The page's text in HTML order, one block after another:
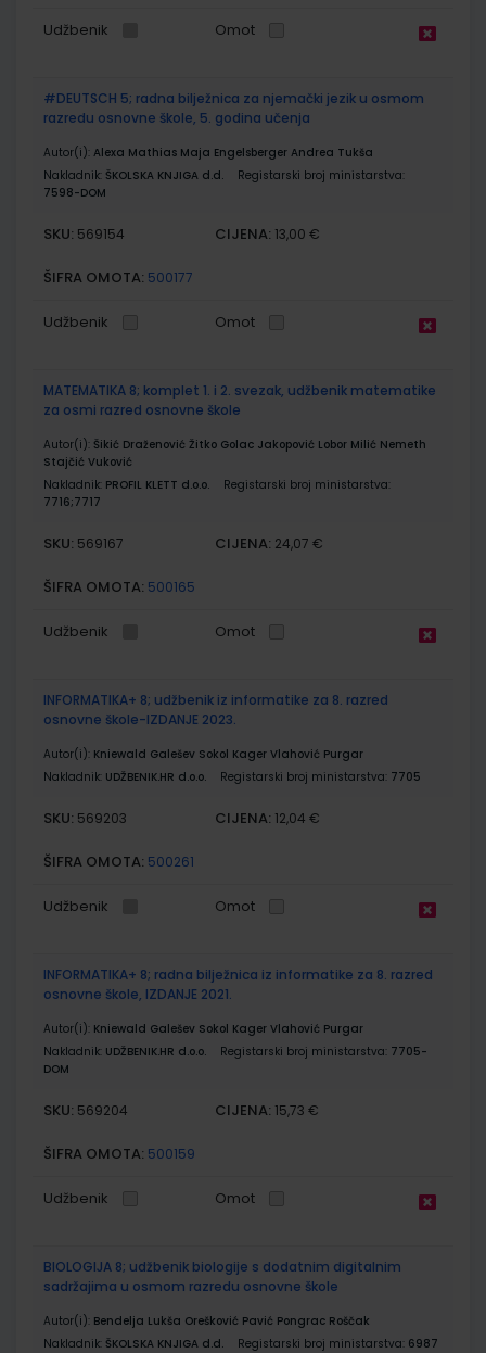
Udžbenik Omot
#DEUTSCH 5; radna bilježnica za njemački jezik u osmom
razredu osnovne škole, 5. godina učenja
Autor(i): Alexa Mathias Maja Engelsberger Andrea Tukša
Nakladnik: ŠKOLSKA KNJIGA d.d.
Registarski broj ministarstva:
7598-DOM
SKU: 569154 CIJENA: 13,00 €
ŠIFRA OMOTA: 500177
Udžbenik Omot
MATEMATIKA 8; komplet 1. i 2. svezak, udžbenik matematike
za osmi razred osnovne škole
Autor(i): Šikić Draženović Žitko Golac Jakopović Lobor Milić Nemeth
Stajčić Vuković
Nakladnik: PROFIL KLETT d.o.o.
Registarski broj ministarstva:
7716;7717
SKU: 569167 CIJENA: 24,07 €
ŠIFRA OMOTA: 500165
Udžbenik Omot
INFORMATIKA+ 8; udžbenik iz informatike za 8. razred
osnovne škole-IZDANJE 2023.
Autor(i): Kniewald Galešev Sokol Kager Vlahović Purgar
Nakladnik: UDŽBENIK.HR d.o.o. Registarski broj ministarstva: 7705
SKU: 569203 CIJENA: 12,04 €
ŠIFRA OMOTA: 500261
Udžbenik Omot
INFORMATIKA+ 8; radna bilježnica iz informatike za 8. razred
osnovne škole, IZDANJE 2021.
Autor(i): Kniewald Galešev Sokol Kager Vlahović Purgar
Nakladnik: UDŽBENIK.HR d.o.o. Registarski broj ministarstva: 7705-
DOM
SKU: 569204 CIJENA: 15,73 €
ŠIFRA OMOTA: 500159
Udžbenik Omot
BIOLOGIJA 8; udžbenik biologije s dodatnim digitalnim
sadržajima u osmom razredu osnovne škole
Autor(i): Bendelja Lukša Orešković Pavić Pongrac Roščak
Nakladnik: ŠKOLSKA KNJIGA d.d. Registarski broj ministarstva: 6987